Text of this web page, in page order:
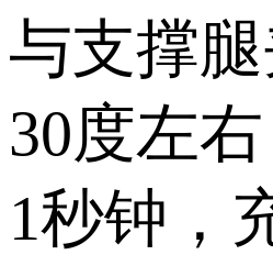
与支撑
30度左
1秒钟，